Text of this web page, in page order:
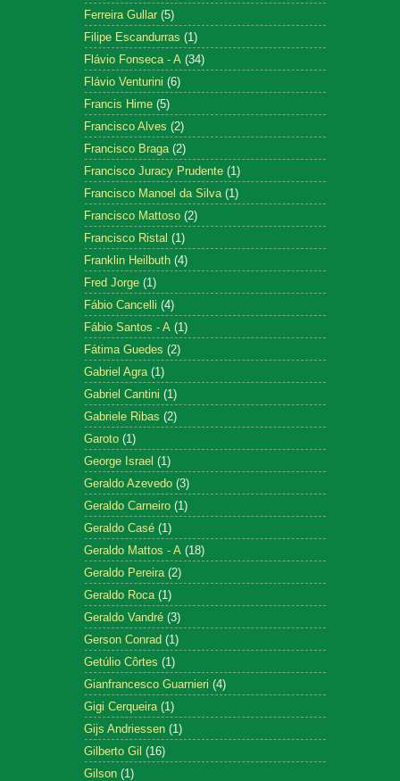
Ferreira Gullar (5)
Filipe Escandurras (1)
Flávio Fonseca - A (34)
Flávio Venturini (6)
Francis Hime (5)
Francisco Alves (2)
Francisco Braga (2)
Francisco Juracy Prudente (1)
Francisco Manoel da Silva (1)
Francisco Mattoso (2)
Francisco Ristal (1)
Franklin Heilbuth (4)
Fred Jorge (1)
Fábio Cancelli (4)
Fábio Santos - A (1)
Fátima Guedes (2)
Gabriel Agra (1)
Gabriel Cantini (1)
Gabriele Ribas (2)
Garoto (1)
George Israel (1)
Geraldo Azevedo (3)
Geraldo Carneiro (1)
Geraldo Casé (1)
Geraldo Mattos - A (18)
Geraldo Pereira (2)
Geraldo Roca (1)
Geraldo Vandré (3)
Gerson Conrad (1)
Getúlio Côrtes (1)
Gianfrancesco Guarnieri (4)
Gigi Cerqueira (1)
Gijs Andriessen (1)
Gilberto Gil (16)
Gilson (1)